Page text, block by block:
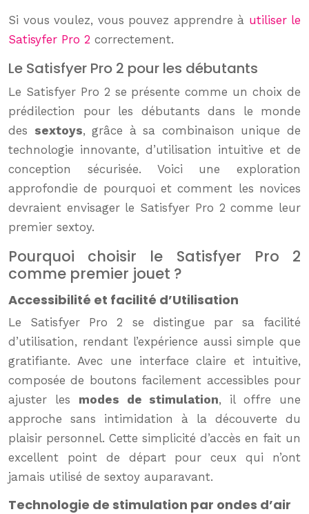
Si vous voulez, vous pouvez apprendre à utiliser le
Satisyfer Pro 2 correctement.
Le Satisfyer Pro 2 pour les débutants
Le Satisfyer Pro 2 se présente comme un choix de
prédilection pour les débutants dans le monde
des sextoys, grâce à sa combinaison unique de
technologie innovante, d’utilisation intuitive et de
conception sécurisée. Voici une exploration
approfondie de pourquoi et comment les novices
devraient envisager le Satisfyer Pro 2 comme leur
premier sextoy.
Pourquoi choisir le Satisfyer Pro 2
comme premier jouet ?
Accessibilité et facilité d’Utilisation
Le Satisfyer Pro 2 se distingue par sa facilité
d’utilisation, rendant l’expérience aussi simple que
gratifiante. Avec une interface claire et intuitive,
composée de boutons facilement accessibles pour
ajuster les modes de stimulation, il offre une
approche sans intimidation à la découverte du
plaisir personnel. Cette simplicité d’accès en fait un
excellent point de départ pour ceux qui n’ont
jamais utilisé de sextoy auparavant.
Technologie de stimulation par ondes d’air